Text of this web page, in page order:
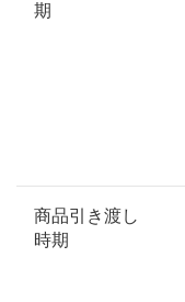
期
商品引き渡し
時期